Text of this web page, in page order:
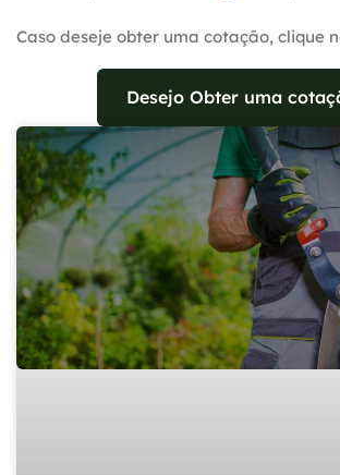
Caso deseje obter uma cotação, clique
Desejo Obter uma